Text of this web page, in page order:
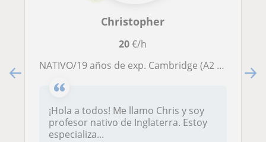
Christopher
20€/h
NATIVO/19 años de exp. Cambridge (A2 - C1)/Apoyo Escolar/Conversación/Negocios/Otros exámenes
¡Hola a todos! Me llamo Chris y soy
profesor nativo de Inglaterra. Estoy
especializa...